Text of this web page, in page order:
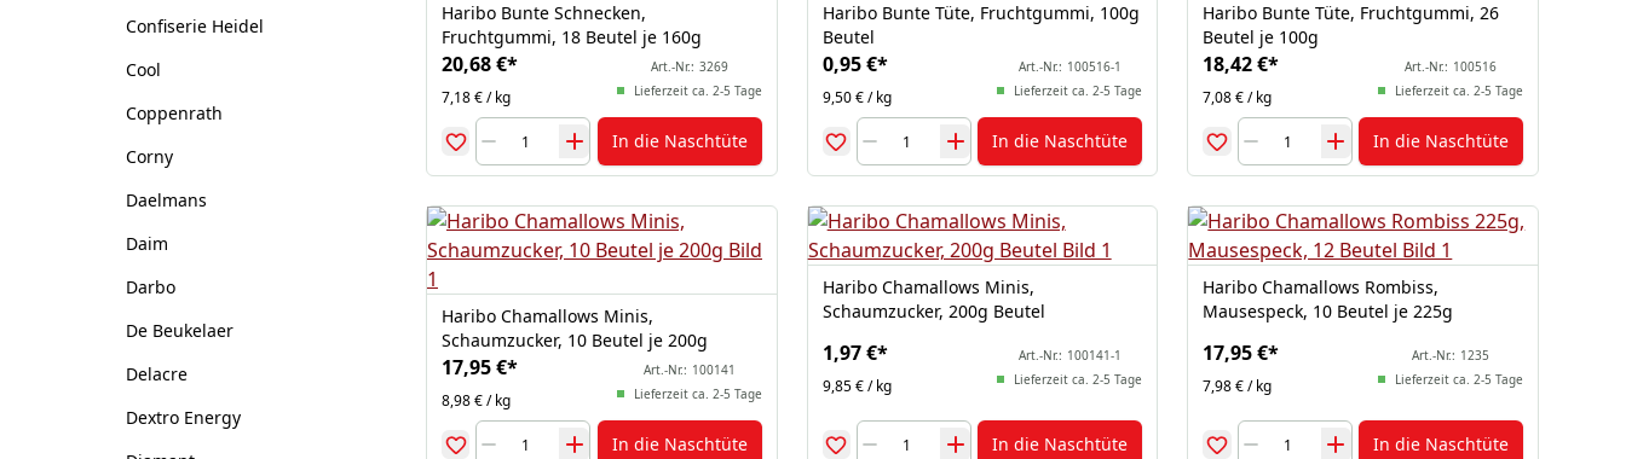
Confiserie Heidel
Cool
Coppenrath
Corny
Daelmans
Daim
Darbo
De Beukelaer
Delacre
Dextro Energy
Haribo Bunte Schnecken,
Fruchtgummi, 18 Beutel je 160g
20,68 €*
7,18 € / kg
Art.-Nr.: 3269
Lieferzeit ca. 2-5 Tage
In die Naschtüte
Haribo Bunte Tüte, Fruchtgummi, 100g
Beutel
0,95 €*
9,50 € / kg
Art.-Nr.: 100516-1
Lieferzeit ca. 2-5 Tage
In die Naschtüte
Haribo Bunte Tüte, Fruchtgummi, 26
Beutel je 100g
18,42 €*
7,08 € / kg
Art.-Nr.: 100516
Lieferzeit ca. 2-5 Tage
In die Naschtüte
Haribo Chamallows Minis,
Schaumzucker, 10 Beutel je 200g
17,95 €*
8,98 € / kg
Art.-Nr.: 100141
Lieferzeit ca. 2-5 Tage
In die Naschtüte
Haribo Chamallows Minis,
Schaumzucker, 200g Beutel
1,97 €*
9,85 € / kg
Art.-Nr.: 100141-1
Lieferzeit ca. 2-5 Tage
In die Naschtüte
Haribo Chamallows Rombiss,
Mausespeck, 10 Beutel je 225g
17,95 €*
7,98 € / kg
Art.-Nr.: 1235
Lieferzeit ca. 2-5 Tage
In die Naschtüte